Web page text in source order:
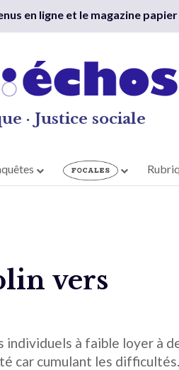
en ligne et le magazine
· Justice sociale
vers
individuels à faible loyer à
car cumulant les